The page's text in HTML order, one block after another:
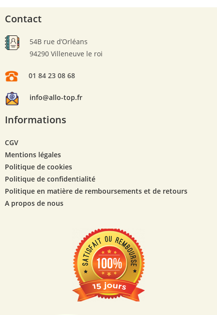
Contact
54B rue d’Orléans
94290 Villeneuve le roi
01 84 23 08 68
info@allo-top.fr
Informations
CGV
Mentions légales
Politique de cookies
Politique de confidentialité
Politique en matière de remboursements et de retours
A propos de nous